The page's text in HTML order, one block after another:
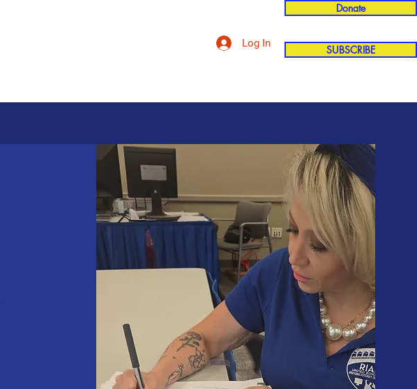
Donate
SUBSCRIBE
Log In